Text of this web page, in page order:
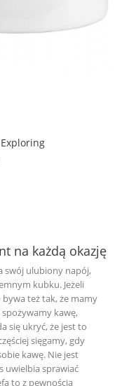
na każdą okazję
swój ulubiony napój,
kubku. Jeżeli
też tak, że mamy
kawę,
się ukryć, że jest to
sięgamy, gdy
kawę. Nie jest
uwielbia sprawiać
to z pewnością